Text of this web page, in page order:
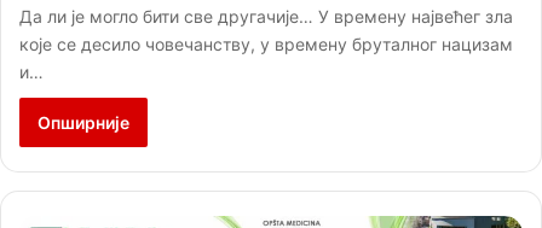
Да ли је могло бити све другачије… У времену највећег зла
које се десило човечанству, у времену бруталног нацизам
и…
Опширније